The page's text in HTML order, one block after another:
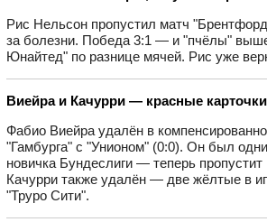
Рис Нельсон пропустил матч
за болезни. Победа 3:1 — и "пчёлы"
Юнайтед" по разнице мячей. Рис уже
Виейра и Качурри — красные карточки
Фабио Виейра удалён в
"Гамбурга" с "Унионом" (0:0). Он был
новичка Бундеслиги — теперь
Качурри также удалён — две жёлтые в
"Труро Сити".